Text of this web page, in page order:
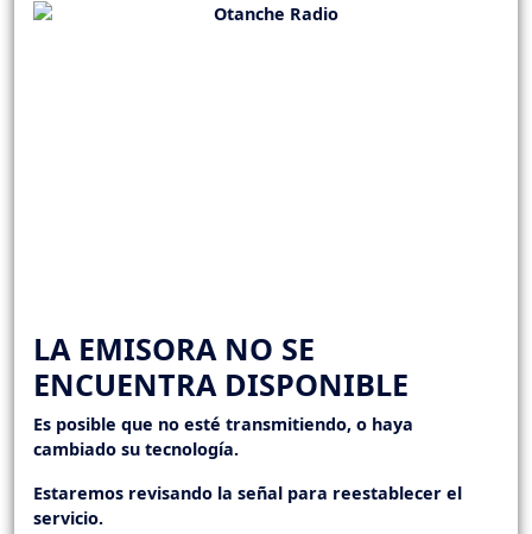
LA EMISORA NO SE
ENCUENTRA DISPONIBLE
Es posible que no esté transmitiendo, o haya
cambiado su tecnología.
Estaremos revisando la señal para reestablecer el
servicio.